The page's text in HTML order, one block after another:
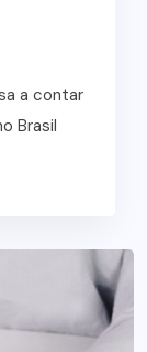
a contar
Brasil